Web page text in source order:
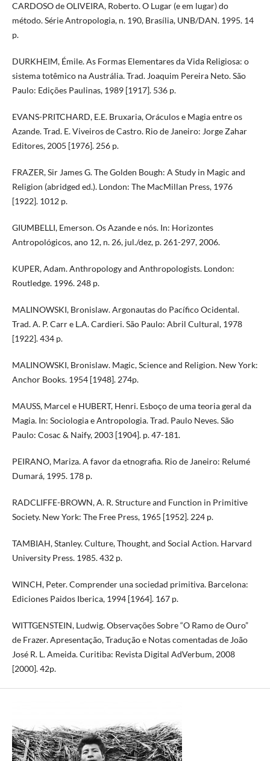
CARDOSO de OLIVEIRA, Roberto. O Lugar (e em lugar) do
método. Série Antropologia, n. 190, Brasília, UNB/DAN. 1995. 14
p.
DURKHEIM, Émile. As Formas Elementares da Vida Religiosa: o
sistema totêmico na Austrália. Trad. Joaquim Pereira Neto. São
Paulo: Edições Paulinas, 1989 [1917]. 536 p.
EVANS-PRITCHARD, E.E. Bruxaria, Oráculos e Magia entre os
Azande. Trad. E. Viveiros de Castro. Rio de Janeiro: Jorge Zahar
Editores, 2005 [1976]. 256 p.
FRAZER, Sir James G. The Golden Bough: A Study in Magic and
Religion (abridged ed.). London: The MacMillan Press, 1976
[1922]. 1012 p.
GIUMBELLI, Emerson. Os Azande e nós. In: Horizontes
Antropológicos, ano 12, n. 26, jul./dez, p. 261-297, 2006.
KUPER, Adam. Anthropology and Anthropologists. London:
Routledge. 1996. 248 p.
MALINOWSKI, Bronislaw. Argonautas do Pacífico Ocidental.
Trad. A. P. Carr e L.A. Cardieri. São Paulo: Abril Cultural, 1978
[1922]. 434 p.
MALINOWSKI, Bronislaw. Magic, Science and Religion. New York:
Anchor Books. 1954 [1948]. 274p.
MAUSS, Marcel e HUBERT, Henri. Esboço de uma teoria geral da
Magia. In: Sociologia e Antropologia. Trad. Paulo Neves. São
Paulo: Cosac & Naify, 2003 [1904]. p. 47-181.
PEIRANO, Mariza. A favor da etnografia. Rio de Janeiro: Relumé
Dumará, 1995. 178 p.
RADCLIFFE-BROWN, A. R. Structure and Function in Primitive
Society. New York: The Free Press, 1965 [1952]. 224 p.
TAMBIAH, Stanley. Culture, Thought, and Social Action. Harvard
University Press. 1985. 432 p.
WINCH, Peter. Comprender una sociedad primitiva. Barcelona:
Ediciones Paidos Iberica, 1994 [1964]. 167 p.
WITTGENSTEIN, Ludwig. Observações Sobre “O Ramo de Ouro”
de Frazer. Apresentação, Tradução e Notas comentadas de João
José R. L. Ameida. Curitiba: Revista Digital AdVerbum, 2008
[2000]. 42p.